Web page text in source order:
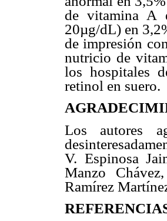
de vitamina A
20µg/dL) en
de impresión
nutricio de
los hospitales
retinol en suero.
Los autores
V. Espinosa
Manzo
Ramírez